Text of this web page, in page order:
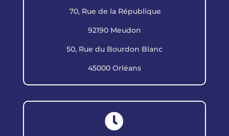
70, Rue de la République
92190 Meudon
50, Rue du Bourdon Blanc
45000 Orléans
